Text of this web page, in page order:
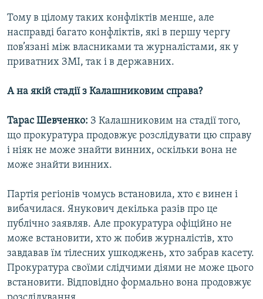
Тому в цілому таких конфліктів менше, але
насправді багато конфліктів, які в першу чергу
пов’язані між власниками та журналістами, як у
приватних ЗМІ, так і в державних.
А на якій стадії з Калашниковим справа?
Тарас Шевченко: З Калашниковим на стадії того,
що прокуратура продовжує розслідувати цю справу
і ніяк не може знайти винних, оскільки вона не
може знайти винних.
Партія регіонів чомусь встановила, хто є винен і
вибачилася. Янукович декілька разів про це
публічно заявляв. Але прокуратура офіційно не
може встановити, хто ж побив журналістів, хто
завдавав їм тілесних ушкоджень, хто забрав касету.
Прокуратура своїми слідчими діями не може цього
встановити. Відповідно формально вона продовжує